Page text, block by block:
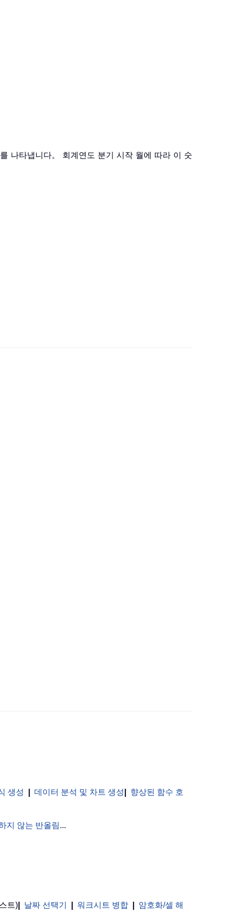
나타냅니다。 회계연도 분기 시작 월에 따라 이 숫
생성 데이터 분석 및 차트 생성
향상된 함수 호
지 않는 반올림...
트) 날짜 선택기 워크시트 병합
암호화/셀 해